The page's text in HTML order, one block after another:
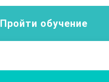
Пройти обучение